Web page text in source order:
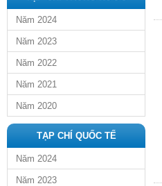
Năm 2024
Năm 2023
Năm 2022
Năm 2021
Năm 2020
TẠP CHÍ QUỐC TẾ
Năm 2024
Năm 2023